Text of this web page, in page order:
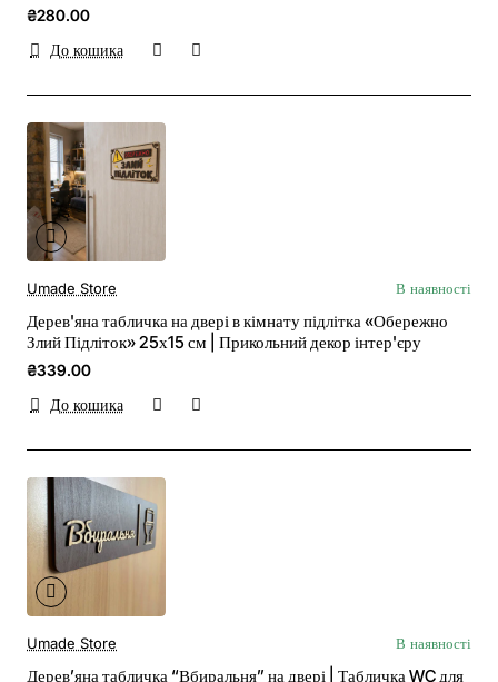
₴280.00
До кошика
Umade Store В наявності
Дерев'яна табличка на двері в кімнату підлітка «Обережно
Злий Підліток» 25х15 см | Прикольний декор інтер'єру
₴339.00
До кошика
Umade Store В наявності
Дерев’яна табличка “Вбиральня” на двері | Табличка WC для